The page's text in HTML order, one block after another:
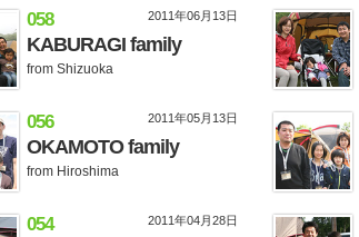
2011年06月13日
058
KABURAGI family
from Shizuoka
2011年05月13日
056
OKAMOTO family
from Hiroshima
2011年04月28日
054